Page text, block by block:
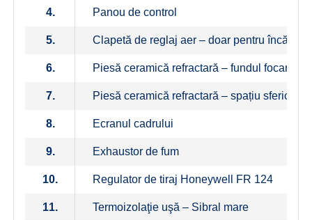
4. Panou de control
5. Clapetă de reglaj aer – doar pentru
6. Piesă ceramică refractară – fundul focarului
7. Piesă ceramică refractară – spațiu sferic
8. Ecranul cadrului
9. Exhaustor de fum
10. Regulator de tiraj Honeywell FR 124
11. Termoizolaţie uşă – Sibral mare